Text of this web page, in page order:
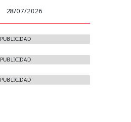
28/07/2026
PUBLICIDAD
PUBLICIDAD
PUBLICIDAD